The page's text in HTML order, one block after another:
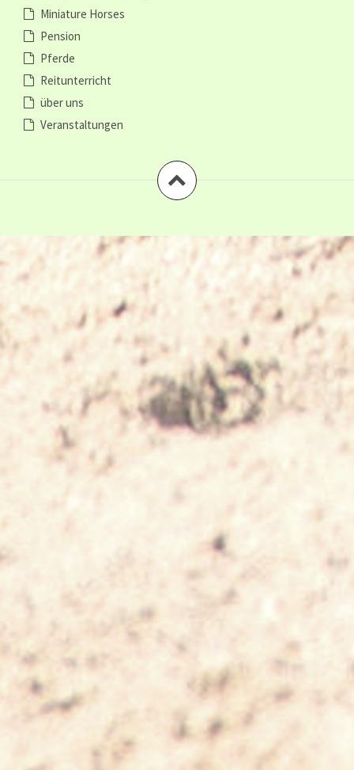
Miniature Horses
Pension
Pferde
Reitunterricht
über uns
Veranstaltungen